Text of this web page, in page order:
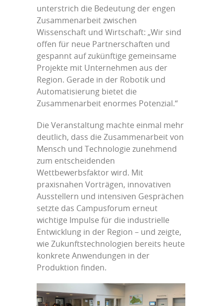
unterstrich die Bedeutung der engen
Zusammenarbeit zwischen
Wissenschaft und Wirtschaft: „Wir sind
offen für neue Partnerschaften und
gespannt auf zukünftige gemeinsame
Projekte mit Unternehmen aus der
Region. Gerade in der Robotik und
Automatisierung bietet die
Zusammenarbeit enormes Potenzial.“
Die Veranstaltung machte einmal mehr
deutlich, dass die Zusammenarbeit von
Mensch und Technologie zunehmend
zum entscheidenden
Wettbewerbsfaktor wird. Mit
praxisnahen Vorträgen, innovativen
Ausstellern und intensiven Gesprächen
setzte das Campusforum erneut
wichtige Impulse für die industrielle
Entwicklung in der Region – und zeigte,
wie Zukunftstechnologien bereits heute
konkrete Anwendungen in der
Produktion finden.